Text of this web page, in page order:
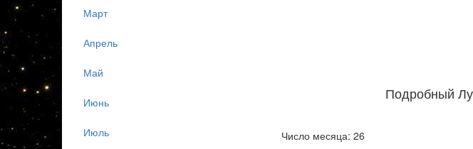
Подробный
Число месяца: 26
Март
Апрель
Май
Июнь
Июль